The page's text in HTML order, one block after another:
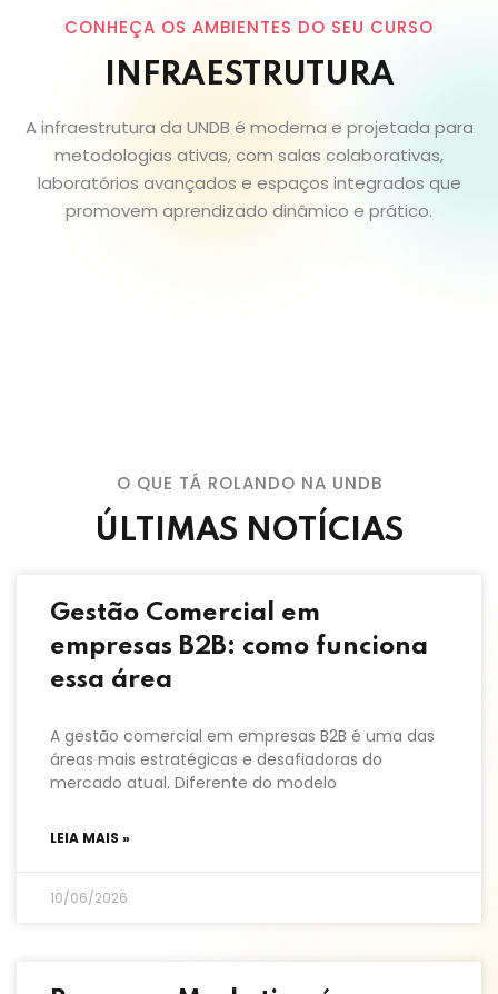
CONHEÇA OS AMBIENTES DO SEU CURSO
INFRAESTRUTURA
A infraestrutura da UNDB é moderna e projetada para
metodologias ativas, com salas colaborativas,
laboratórios avançados e espaços integrados que
promovem aprendizado dinâmico e prático.
O QUE TÁ ROLANDO NA UNDB
ÚLTIMAS NOTÍCIAS
Gestão Comercial em
empresas B2B: como funciona
essa área
A gestão comercial em empresas B2B é uma das
áreas mais estratégicas e desafiadoras do
mercado atual. Diferente do modelo
LEIA MAIS »
10/06/2026